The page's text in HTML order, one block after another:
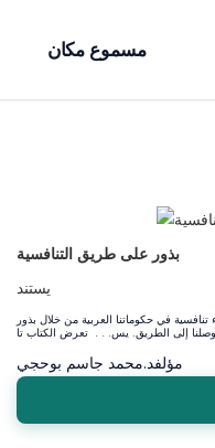
مسموع مكان
بذور على طريق التنافسية
يستند
تنافسية في حكوماتنا العربية من خلال بذور
مؤلفد.محمد جاسم بوحجي